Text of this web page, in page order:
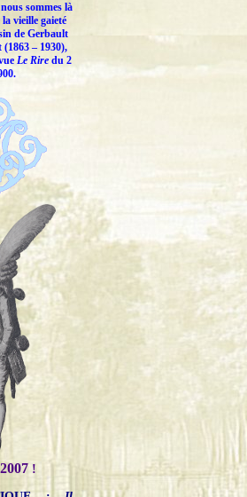
sommes là
vieille gaieté
de Gerbault
– 1930),
Le Riredu 2
2007!